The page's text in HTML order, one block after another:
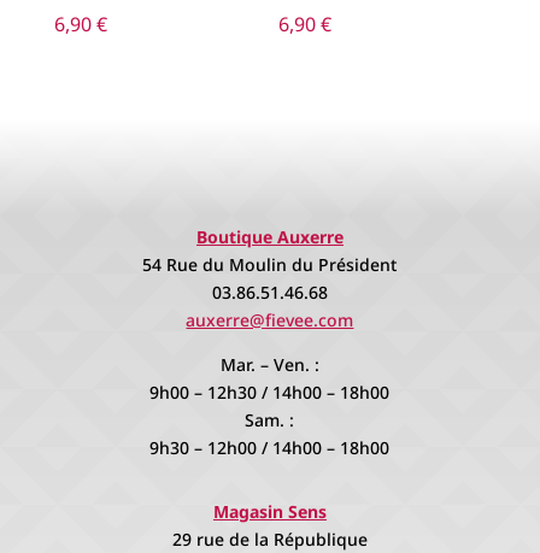
6,90€ 6,90€
Boutique Auxerre
54 Rue du Moulin du Président
03.86.51.46.68
auxerre@fievee.com
Mar. – Ven. :
9h00 – 12h30 / 14h00 – 18h00
Sam. :
9h30 – 12h00 / 14h00 – 18h00
Magasin Sens
29 rue de la République